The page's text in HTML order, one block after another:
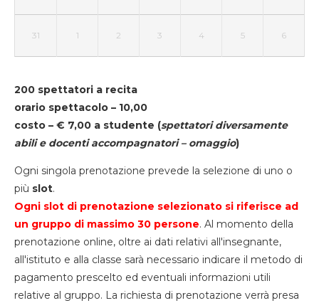
31 1 2 3 4 5 6
200 spettatori a recita
orario spettacolo – 10,00
costo – € 7,00 a studente (spettatori diversamente
abili e docenti accompagnatori – omaggio)
Ogni singola prenotazione prevede la selezione di uno o
più slot.
Ogni slot di prenotazione selezionato si riferisce ad
un gruppo di massimo 30 persone. Al momento della
prenotazione online, oltre ai dati relativi all'insegnante,
all'istituto e alla classe sarà necessario indicare il metodo di
pagamento prescelto ed eventuali informazioni utili
relative al gruppo. La richiesta di prenotazione verrà presa